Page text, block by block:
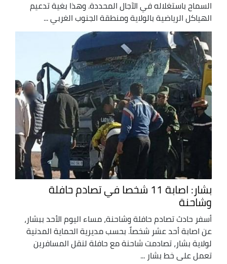
السماح باستغلاله في الآجال المحددة. وهذا بغية تدعيم
الهياكل الرياضية بالولاية ومنطقة الجنوب الغربي ...
بشار: اصابة 11 شخصا في تصادم حافلة
وشاحنة
أسفر حادث تصادم حافلة وشاحنة، مساء اليوم الأحد ببشار،
عن اصابة أحد عشر شخصاً. بحسب مديرية الحماية المدنية
لولاية بشار، تصادمت شاحنة مع حافلة لنقل المسافرين
تعمل على خط بشار ...